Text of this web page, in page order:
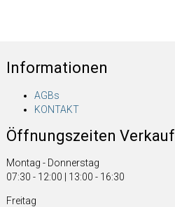
Informationen
AGBs
KONTAKT
Öffnungszeiten Verkauf
Montag - Donnerstag
07:30 - 12:00 | 13:00 - 16:30
Freitag